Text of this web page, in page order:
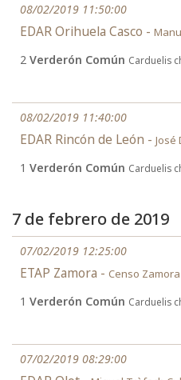
08/02/2019 11:50:00
EDAR Orihuela Casco -
2 Verderón Común Carduelis
08/02/2019 11:40:00
EDAR Rincón de León - José
1 Verderón Común Carduelis
7 de febrero de 2019
07/02/2019 12:25:00
ETAP Zamora - Censo Zamora
1 Verderón Común Carduelis
07/02/2019 08:29:00